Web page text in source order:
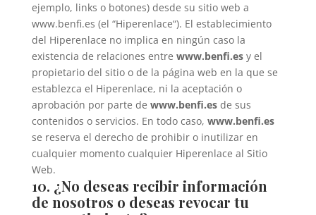
ejemplo, links o botones) desde su sitio web a
www.benfi.es (el “Hiperenlace“). El establecimiento
del Hiperenlace no implica en ningún caso la
existencia de relaciones entre www.benfi.esy el
propietario del sitio o de la página web en la que se
establezca el Hiperenlace, ni la aceptación o
aprobación por parte de www.benfi.esde sus
contenidos o servicios. En todo caso, www.benfi.es
se reserva el derecho de prohibir o inutilizar en
cualquier momento cualquier Hiperenlace al Sitio
Web.
10. ¿No deseas recibir información
de nosotros o deseas revocar tu